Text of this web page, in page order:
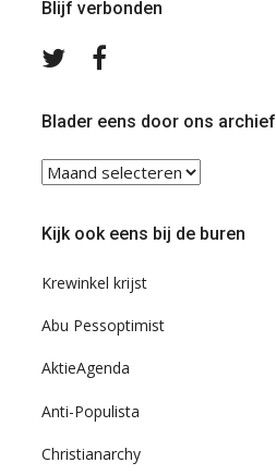
Blijf verbonden
Volg
TwitterFacebook
Blader eens door ons archief
Blader
eens
ons
Kijk ook eens bij de buren
Krewinkel krijst
Abu Pessoptimist
AktieAgenda
Anti-Populista
Christianarchy